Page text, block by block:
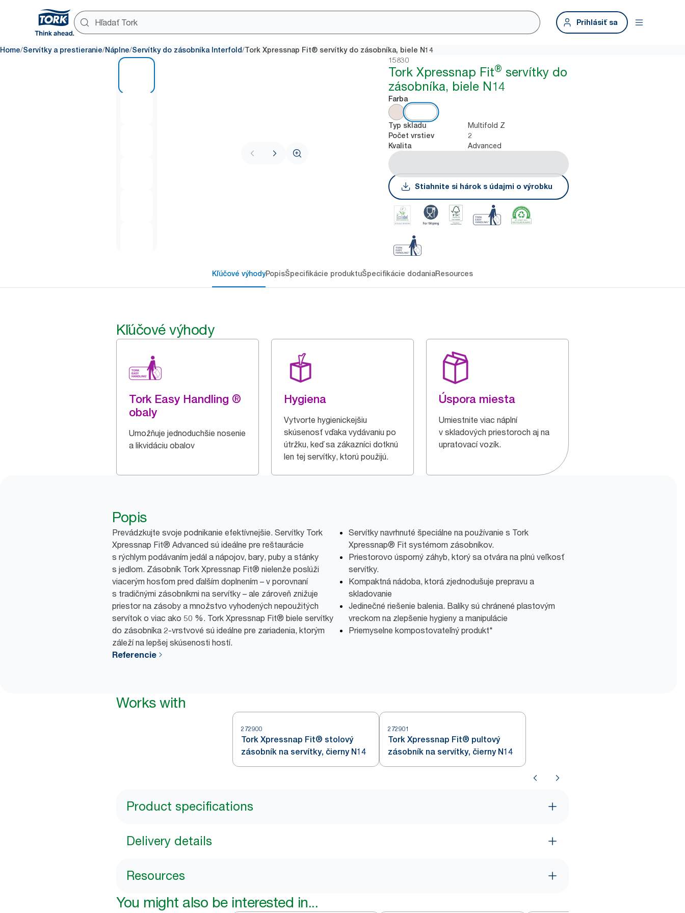
Prihlásiť sa
Home/Servítky a prestieranie/Náplne/Servítky do zásobníka Interfold/Tork Xpressnap Fit® servítky do zásobníka, biele N14
15830
Tork Xpressnap Fit® servítky do
zásobníka, biele N14
Farba
Typ skladu Multifold Z
Počet vrstiev 2
Kvalita Advanced
Stiahnite si hárok s údajmi o výrobku
Kľúčové výhodyPopisŠpecifikácie produktuŠpecifikácie dodaniaResources
Kľúčové výhody
Tork Easy Handling ®
obaly
Umožňuje jednoduchšie nosenie
a likvidáciu obalov
Hygiena
Vytvorte hygienickejšiu
skúsenosť vďaka vydávaniu po
útržku, keď sa zákazníci dotknú
len tej servítky, ktorú použijú.
Úspora miesta
Umiestnite viac náplní
v skladových priestoroch aj na
upratovací vozík.
Popis
Prevádzkujte svoje podnikanie efektívnejšie. Servítky Tork
Xpressnap Fit® Advanced sú ideálne pre reštaurácie
s rýchlym podávaním jedál a nápojov, bary, puby a stánky
s jedlom. Zásobník Tork Xpressnap Fit® nielenže poslúži
viacerým hosťom pred ďalším doplnením – v porovnaní
s tradičnými zásobníkmi na servítky – ale zároveň znižuje
priestor na zásoby a množstvo vyhodených nepoužitých
servítok o viac ako 50 %. Tork Xpressnap Fit® biele servítky
do zásobníka 2-vrstvové sú ideálne pre zariadenia, ktorým
záleží na lepšej skúsenosti hostí.
Referencie
Servítky navrhnuté špeciálne na používanie s Tork
Xpressnap® Fit systémom zásobníkov.
Priestorovo úsporný záhyb, ktorý sa otvára na plnú veľkosť
servítky.
Kompaktná nádoba, ktorá zjednodušuje prepravu a
skladovanie
Jedinečné riešenie balenia. Balíky sú chránené plastovým
vreckom na zlepšenie hygieny a manipulácie
Priemyselne kompostovateľný produkt*
Works with
272900
Tork Xpressnap Fit® stolový
zásobník na servítky, čierny N14
272901
Tork Xpressnap Fit® pultový
zásobník na servítky, čierny N14
Product specifications
Delivery details
Resources
You might also be interested in...